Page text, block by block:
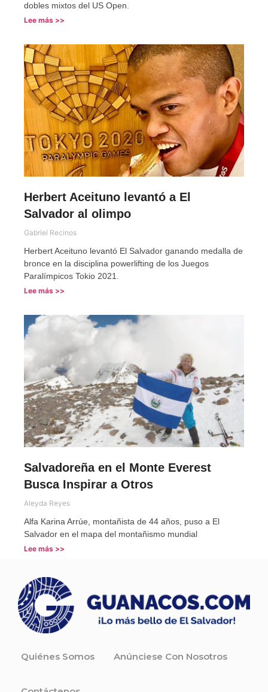
dobles mixtos del US Open.
Lee más >>
Herbert Aceituno levantó a El
Salvador al olimpo
Gabriel Recinos
Herbert Aceituno levantó El Salvador ganando medalla de
bronce en la disciplina powerlifting de los Juegos
Paralímpicos Tokio 2021.
Lee más >>
Salvadoreña en el Monte Everest
Busca Inspirar a Otros
Aleyda Reyes
Alfa Karina Arrúe, montañista de 44 años, puso a El
Salvador en el mapa del montañismo mundial
Lee más >>
Quiénes Somos Anúnciese Con Nosotros